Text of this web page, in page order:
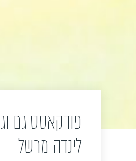
פודקאסט גם
לינדה מרשל